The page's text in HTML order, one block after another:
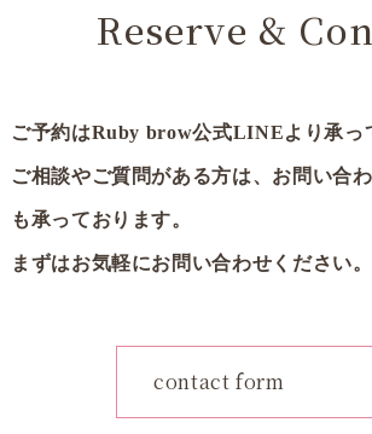
Reserve &
ご予約はRuby brow公式LINEより承っ
ご相談やご質問がある方は、お問い合
も承っております。
まずはお気軽にお問い合わせください。
contact form